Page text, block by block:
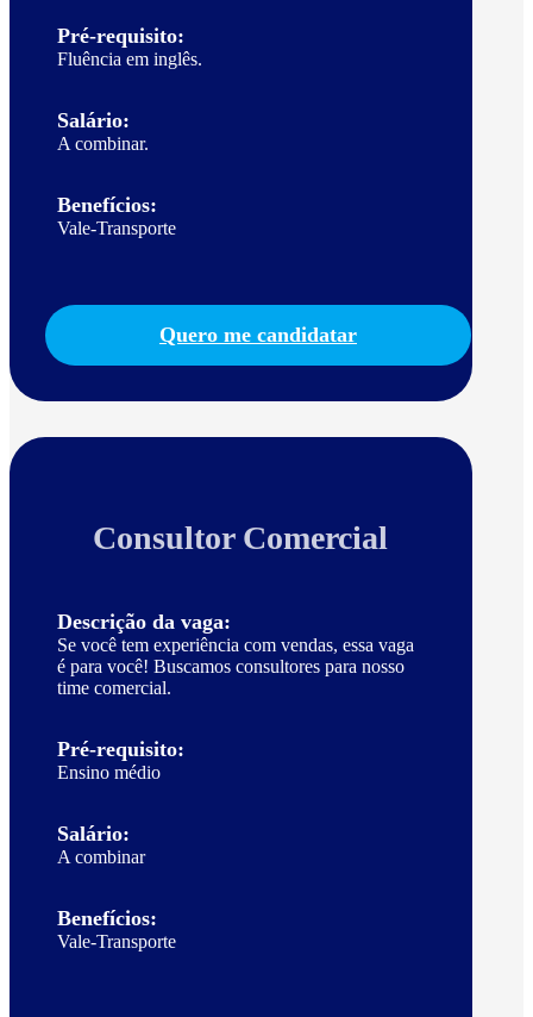
Pré-requisito:
Fluência em inglês.
Salário:
A combinar.
Benefícios:
Vale-Transporte
Quero me candidatar
Consultor Comercial
Descrição da vaga:
Se você tem experiência com vendas, essa vaga
é para você! Buscamos consultores para nosso
time comercial.
Pré-requisito:
Ensino médio
Salário:
A combinar
Benefícios:
Vale-Transporte